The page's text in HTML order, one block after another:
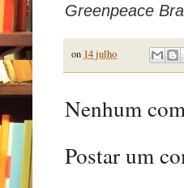
Greenpeace
on 14 julho
Nenhum
Postar um